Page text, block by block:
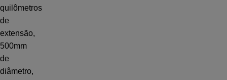
quilômetros
de
extensão,
500mm
de
diâmetro,